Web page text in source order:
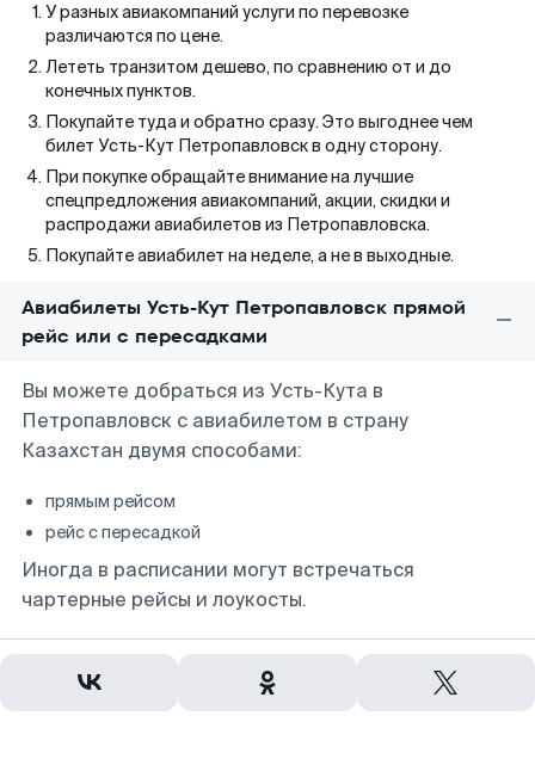
У разных авиакомпаний услуги по перевозке
различаются по цене.
Лететь транзитом дешево, по сравнению от и до
конечных пунктов.
Покупайте туда и обратно сразу. Это выгоднее чем
билет Усть-Кут Петропавловск в одну сторону.
При покупке обращайте внимание на лучшие
спецпредложения авиакомпаний, акции, скидки и
распродажи авиабилетов из Петропавловска.
Покупайте авиабилет на неделе, а не в выходные.
Авиабилеты Усть-Кут Петропавловск прямой
рейс или с пересадками
Вы можете добраться из Усть-Кута в
Петропавловск с авиабилетом в страну
Казахстан двумя способами:
прямым рейсом
рейс с пересадкой
Иногда в расписании могут встречаться
чартерные рейсы и лоукосты.